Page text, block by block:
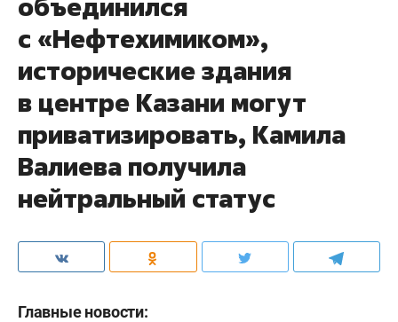
с «Нефтехимиком»,
исторические здания
в центре Казани могут
приватизировать, Камила
Валиева получила
нейтральный статус
Главные новости: